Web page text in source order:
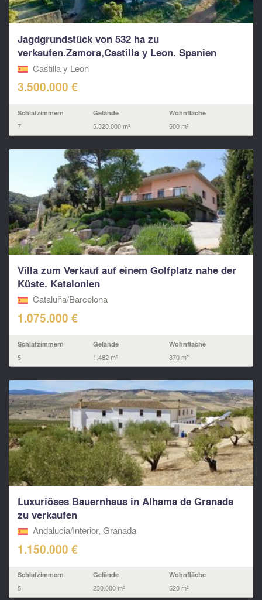
Jagdgrundstück von 532 ha zu
verkaufen.Zamora,Castilla y Leon. Spanien
Castilla y Leon
3.500.000 €
Schlafzimmern
7
Gelände
5.320.000 m²
Wohnfläche
500 m²
Villa zum Verkauf auf einem Golfplatz nahe der
Küste. Katalonien
Cataluña/Barcelona
1.075.000 €
Schlafzimmern
5
Gelände
1.482 m²
Wohnfläche
370 m²
Luxuriöses Bauernhaus in Alhama de Granada
zu verkaufen
Andalucia/Interior, Granada
1.150.000 €
Schlafzimmern
5
Gelände
230.000 m²
Wohnfläche
520 m²